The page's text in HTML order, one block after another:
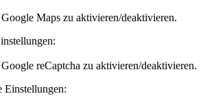
Maps zu aktivieren/deaktivieren.
reCaptcha zu aktivieren/deaktivieren.
Einstellungen: